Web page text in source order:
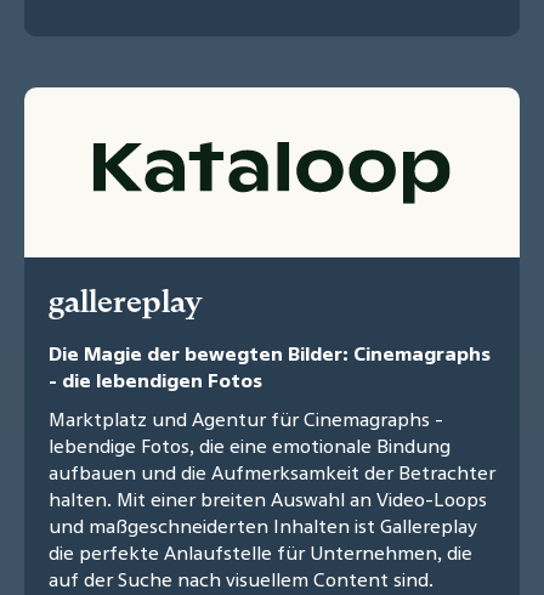
gallereplay
Die Magie der bewegten Bilder: Cinemagraphs
- die lebendigen Fotos
Marktplatz und Agentur für Cinemagraphs -
lebendige Fotos, die eine emotionale Bindung
aufbauen und die Aufmerksamkeit der Betrachter
halten. Mit einer breiten Auswahl an Video-Loops
und maßgeschneiderten Inhalten ist Gallereplay
die perfekte Anlaufstelle für Unternehmen, die
auf der Suche nach visuellem Content sind.